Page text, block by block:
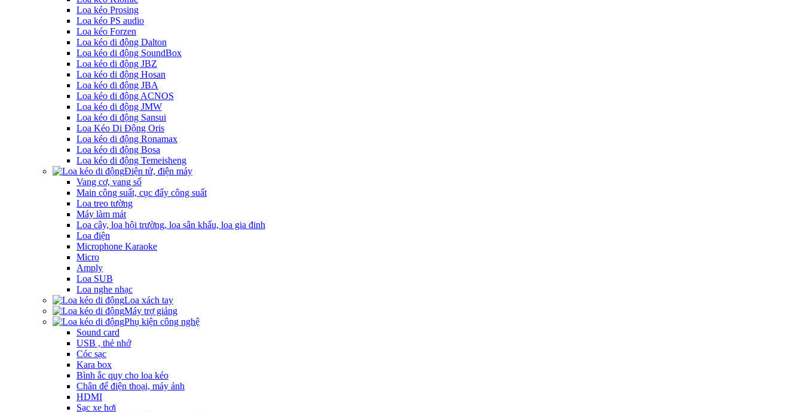
Loa kéo Prosing
Loa kéo PS audio
Loa kéo Forzen
Loa kéo di động Dalton
Loa kéo di động SoundBox
Loa kéo di động JBZ
Loa kéo di động Hosan
Loa kéo di động JBA
Loa kéo di động ACNOS
Loa kéo di động JMW
Loa kéo di động Sansui
Loa Kéo Di Động Oris
Loa kéo di động Ronamax
Loa kéo di động Bosa
Loa kéo di động Temeisheng
Điện tử, điện máy
Vang cơ, vang số
Main công suất, cục đẩy công suất
Loa treo tường
Máy làm mát
Loa cây, loa hội trường, loa sân khấu, loa gia đinh
Loa điện
Microphone Karaoke
Micro
Amply
Loa SUB
Loa nghe nhạc
Loa xách tay
Máy trợ giảng
Phụ kiện công nghệ
Sound card
USB , thẻ nhớ
Cóc sạc
Kara box
Bình ắc quy cho loa kéo
Chân để điện thoại, máy ảnh
HDMI
Sạc xe hơi